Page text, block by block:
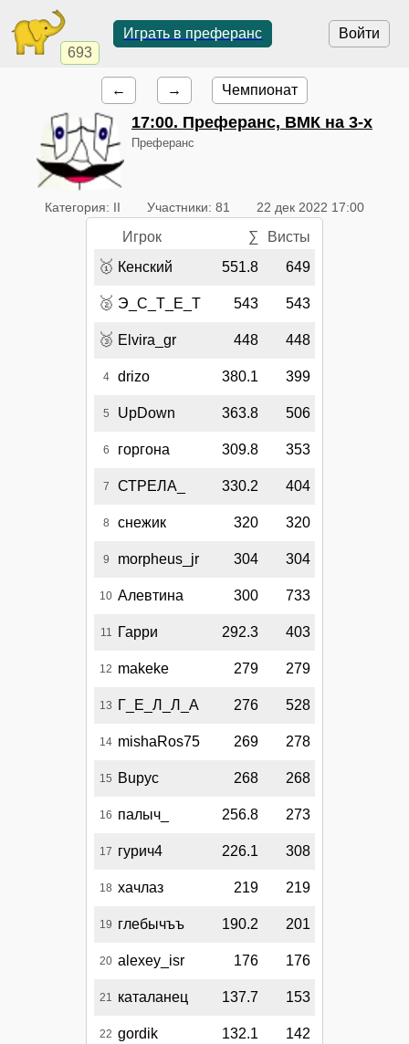
693
Войти
Играть в преферанс
← → Чемпионат
17:00. Преферанс, ВМК на 3-х
Преферанс
Категория: II Участники: 81 22 дек 2022 17:00
Игрок ∑ Висты
🥇 Кенский 551.8 649
🥈 Э_С_Т_Е_Т 543 543
🥉 Elvira_gr 448 448
4 drizo 380.1 399
5 UpDown 363.8 506
6 горгона 309.8 353
7 СТРЕЛА_ 330.2 404
8 снежик 320 320
9 morpheus_jr 304 304
10 Алевтина 300 733
11 Гарри 292.3 403
12 makeke 279 279
13 Г_Е_Л_Л_А 276 528
14 mishaRos75 269 278
15 Bupyc 268 268
16 палыч_ 256.8 273
17 гурич4 226.1 308
18 хачлаз 219 219
19 глебычъъ 190.2 201
20 alexey_isr 176 176
21 каталанец 137.7 153
22 gordik 132.1 142